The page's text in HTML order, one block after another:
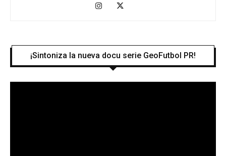
¡Sintoniza la nueva docu serie GeoFutbol PR!